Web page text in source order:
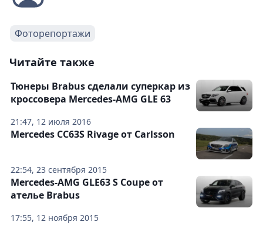
Фоторепортажи
Читайте также
21:47, 12 июля 2016
Тюнеры Brabus сделали суперкар из
кроссовера Mercedes-AMG GLE 63
22:54, 23 сентября 2015
Mercedes CC63S Rivage от Carlsson
17:55, 12 ноября 2015
Mercedes-AMG GLE63 S Coupe от
ателье Brabus